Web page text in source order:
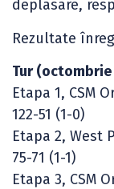
deplasare,
Rezultate
Tur
Etapa 1, CSM
122-51 (1-0)
Etapa 2, West
75-71 (1-1)
Etapa 3, CSM